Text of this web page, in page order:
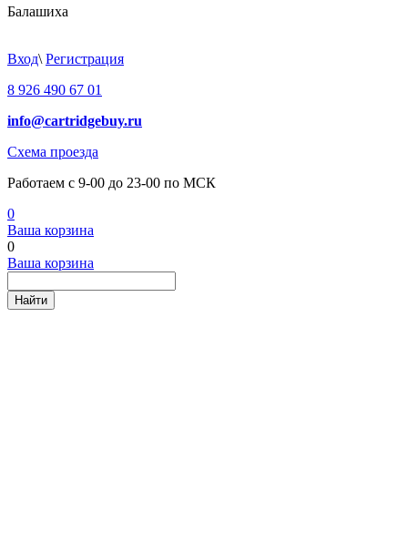
Балашиха
Вход\ Регистрация
8 926 490 67 01
info@cartridgebuy.ru
Схема проезда
Работаем с 9-00 до 23-00 по МСК
0
Ваша корзина
0
Ваша корзина
Найти